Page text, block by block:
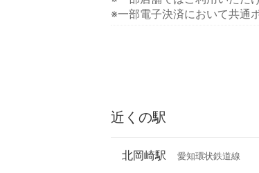
※一部電子決済において共通
近くの駅
北岡崎駅 愛知環状鉄道線